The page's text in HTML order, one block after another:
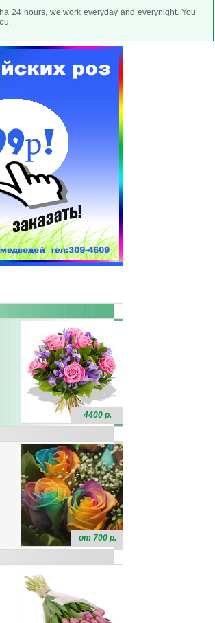
24 hours, we work everyday and everynight. You
4400 р.
от 700 р.